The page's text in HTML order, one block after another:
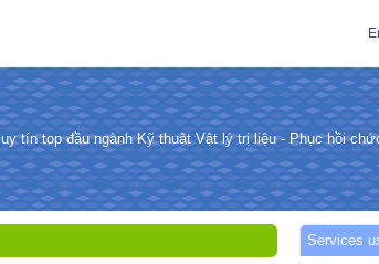
tín top đầu ngành Kỹ thuật Vật lý trị liệu - Phục hồi
Services